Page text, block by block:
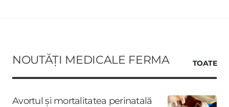
NOUTĂȚI MEDICALE FERMA TOATE
Avortul și mortalitatea perinatală